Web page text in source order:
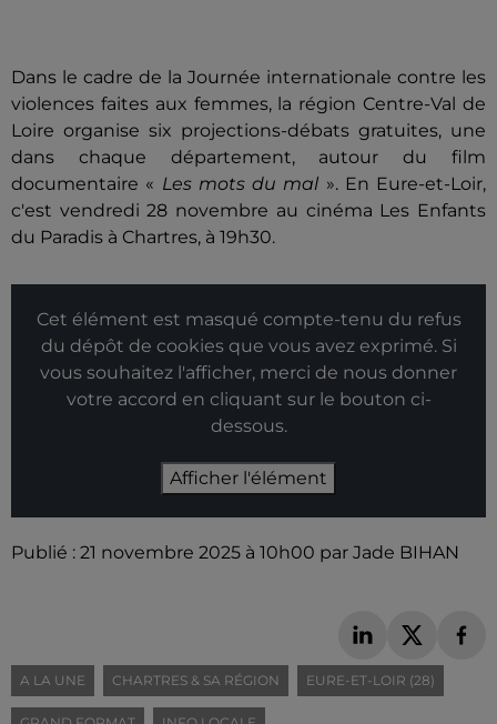
Dans le cadre de la Journée internationale contre les
violences faites aux femmes, la région Centre-Val de
Loire organise six projections-débats gratuites, une
dans chaque département, autour du film
documentaire « Les mots du mal ». En Eure-et-Loir,
c'est vendredi 28 novembre au cinéma Les Enfants
du Paradis à Chartres, à 19h30.
Cet élément est masqué compte-tenu du refus
du dépôt de cookies que vous avez exprimé. Si
vous souhaitez l'afficher, merci de nous donner
votre accord en cliquant sur le bouton ci-
dessous.
Afficher l'élément
Publié : 21 novembre 2025 à 10h00 par Jade BIHAN
A LA UNE CHARTRES & SA RÉGION EURE-ET-LOIR (28)